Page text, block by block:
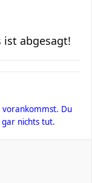
ist abgesagt!
vorankommst. Du
nichts tut.